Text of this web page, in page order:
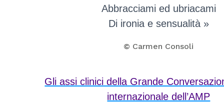
Abbracciami ed ubriacami
Di ironia e sensualità »
© Carmen Consoli
Gli assi clinici della Grande
internazionale dell’AMP